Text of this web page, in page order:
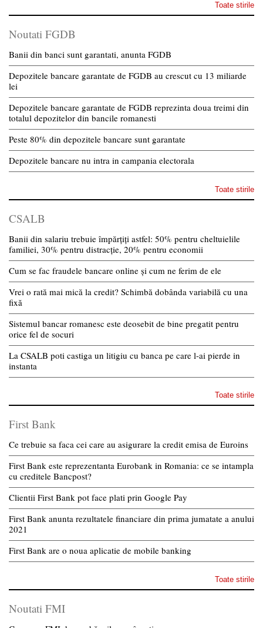
Toate stirile
Noutati FGDB
Banii din banci sunt garantati, anunta FGDB
Depozitele bancare garantate de FGDB au crescut cu 13 miliarde
lei
Depozitele bancare garantate de FGDB reprezinta doua treimi din
totalul depozitelor din bancile romanesti
Peste 80% din depozitele bancare sunt garantate
Depozitele bancare nu intra in campania electorala
Toate stirile
CSALB
Banii din salariu trebuie împărțiți astfel: 50% pentru cheltuielile
familiei, 30% pentru distracție, 20% pentru economii
Cum se fac fraudele bancare online și cum ne ferim de ele
Vrei o rată mai mică la credit? Schimbă dobânda variabilă cu una
fixă
Sistemul bancar romanesc este deosebit de bine pregatit pentru
orice fel de socuri
La CSALB poti castiga un litigiu cu banca pe care l-ai pierde in
instanta
Toate stirile
First Bank
Ce trebuie sa faca cei care au asigurare la credit emisa de Euroins
First Bank este reprezentanta Eurobank in Romania: ce se intampla
cu creditele Bancpost?
Clientii First Bank pot face plati prin Google Pay
First Bank anunta rezultatele financiare din prima jumatate a anului
2021
First Bank are o noua aplicatie de mobile banking
Toate stirile
Noutati FMI